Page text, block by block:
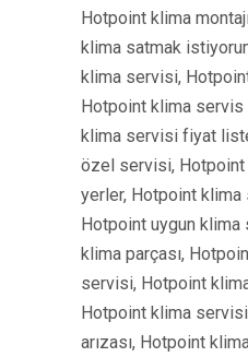
Hotpoint klima
klima satmak
klima servisi,
Hotpoint klima servis
klima servisi fiyat
özel servisi, Hotpoint
yerler, Hotpoint klima
Hotpoint uygun
klima parçası,
servisi, Hotpoint
Hotpoint klima
arızası, Hotpoint